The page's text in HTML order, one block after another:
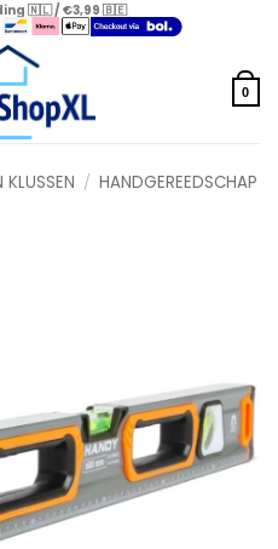
🇳🇱 / €3,99 🇧🇪
0
KLUSSEN / HANDGEREEDSCHAP